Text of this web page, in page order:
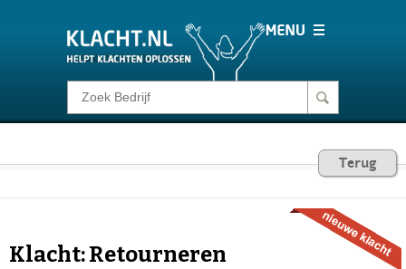
Klacht melden
Consumentenrecht Terug
Klacht: Retourneren